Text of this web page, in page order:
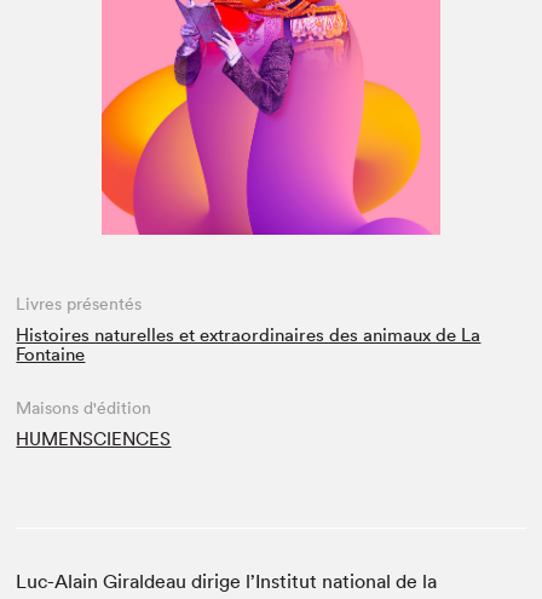
Espace médias
Livres présentés
Histoires naturelles et extraordinaires des animaux de La
Fontaine
Maisons d'édition
HUMENSCIENCES
Luc-Alain Giraldeau dirige l’Institut national de la